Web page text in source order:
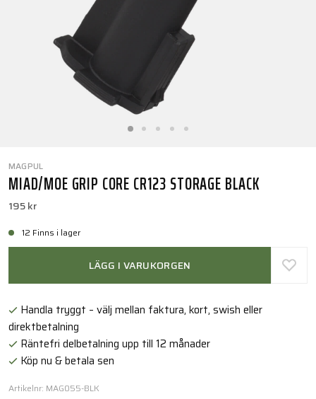
MAGPUL
MIAD/MOE GRIP CORE CR123 STORAGE BLACK
195 kr
12 Finns i lager
LÄGG I VARUKORGEN
Handla tryggt – välj mellan faktura, kort, swish eller
direktbetalning
Räntefri delbetalning upp till 12 månader
Köp nu & betala sen
Artikelnr: MAG055-BLK